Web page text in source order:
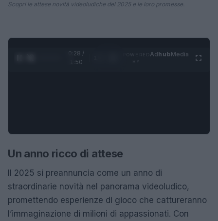
Scopri le attese novità videoludiche del 2025 e le loro promesse.
0:28 /
1:50
AdhubMedia
Un anno ricco di attese
Il 2025 si preannuncia come un anno di
straordinarie novità nel panorama videoludico,
promettendo esperienze di gioco che cattureranno
l’immaginazione di milioni di appassionati. Con